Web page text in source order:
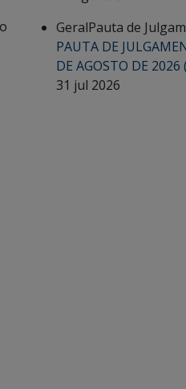
GeralPauta de
PAUTA DE
DE AGOSTO DE 2026
31 jul 2026